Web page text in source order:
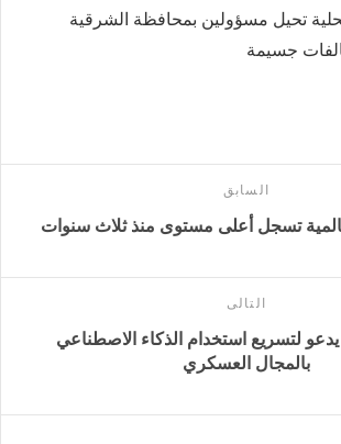
تحيل مسؤولين بمحافظة الشرقية
جسيمة
السابق
تسجل أعلى مستوى منذ ثلاث سنوات
التالى
لتسريع استخدام الذكاء الاصطناعي
بالمجال العسكري